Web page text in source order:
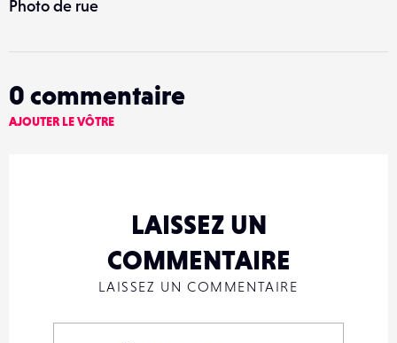
Photo de rue
0 commentaire
AJOUTER LE VÔTRE
LAISSEZ UN
COMMENTAIRE
LAISSEZ UN COMMENTAIRE